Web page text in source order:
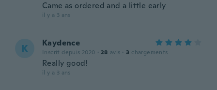
Came as ordered and a little early
il y a 3 ans
K Kaydence
Inscrit depuis 2020 · 28 avis · 3 chargements
Really good!
il y a 3 ans